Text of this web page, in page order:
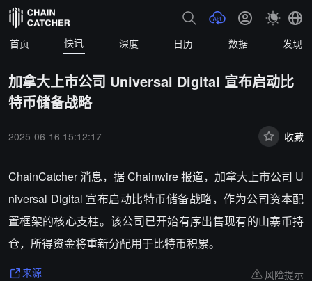
首页 快讯 深度 日历 数据 发现
加拿大上市公司 Universal Digital 宣布启动比
特币储备战略
2025-06-16 15:12:17 收藏
ChainCatcher 消息， 据 Chainwire 报道，加拿大上市公司 U
niversal Digital 宣布启动比特币储备战略，作为公司资本配
置框架的核心支柱。该公司已开始有序出售现有的山寨币持
仓，所得资金将重新分配用于比特币积累。
来源 风险提示